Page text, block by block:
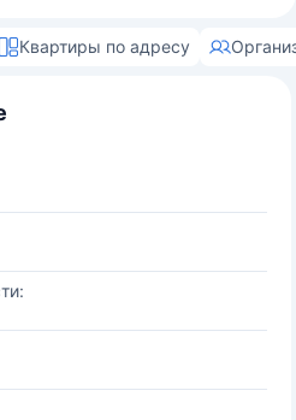
Квартиры по адресу